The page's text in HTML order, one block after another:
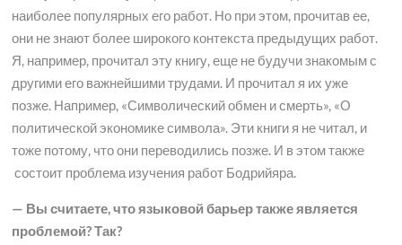
наиболее популярных его работ. Но при этом, прочитав ее,
они не знают более широкого контекста предыдущих работ.
Я, например, прочитал эту книгу, еще не будучи знакомым с
другими его важнейшими трудами. И прочитал я их уже
позже. Например, «Символический обмен и смерть», «О
политической экономике символа». Эти книги я не читал, и
тоже потому, что они переводились позже. И в этом также
состоит проблема изучения работ Бодрийяра.
— Вы считаете, что языковой барьер также является
проблемой? Так?